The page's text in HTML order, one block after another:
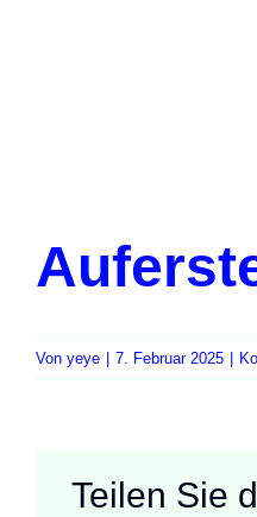
Von yeye 7. Februar 2025
Teilen Sie